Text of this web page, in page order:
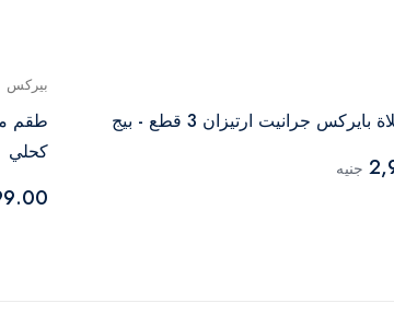
جرانيت ارتيزان 3 قطع - بيج
جنيه
بيركس
كحلي